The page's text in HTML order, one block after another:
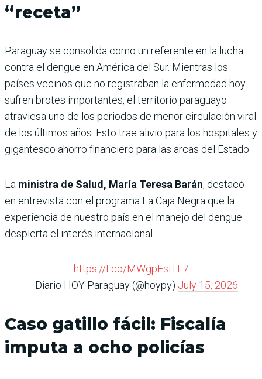
“receta”
Paraguay se consolida como un referente en la lucha
contra el dengue en América del Sur. Mientras los
países vecinos que no registraban la enfermedad hoy
sufren brotes importantes, el territorio paraguayo
atraviesa uno de los periodos de menor circulación viral
de los últimos años. Esto trae alivio para los hospitales y
gigantesco ahorro financiero para las arcas del Estado.
La ministra de Salud, María Teresa Barán, destacó
en entrevista con el programa La Caja Negra que la
experiencia de nuestro país en el manejo del dengue
despierta el interés internacional.
https://t.co/MWgpEsiTL7
— Diario HOY Paraguay (@hoypy) July 15, 2026
Caso gatillo fácil: Fiscalía
imputa a ocho policías